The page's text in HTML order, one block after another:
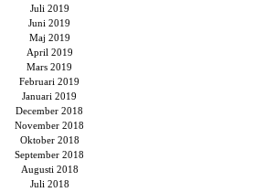
Juli 2019
Juni 2019
Maj 2019
April 2019
Mars 2019
Februari 2019
Januari 2019
December 2018
November 2018
Oktober 2018
September 2018
Augusti 2018
Juli 2018